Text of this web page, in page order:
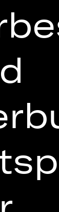
sensible
Stadt,
geliebt
ein
ein
Erdballs,